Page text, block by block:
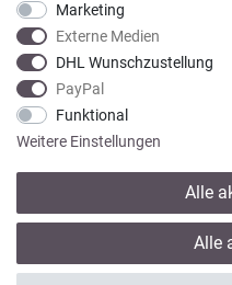
922
Marketing
Externe Medien
DHL Wunschzustellung
PayPal
Funktional
Weitere Einstellungen
Alle
Alle
* Alle Preise verstehen sich inkl.
© copyright 2013-2026